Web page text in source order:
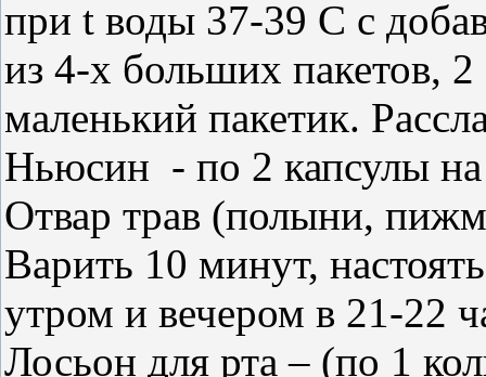
при t воды 37-39 C с
из 4-х больших пакетов,
маленький пакетик.
Ньюсин - по 2 капсулы
Отвар трав (полыни,
Варить 10 минут,
утром и вечером в 21-22
Лосьон для рта – (по 1